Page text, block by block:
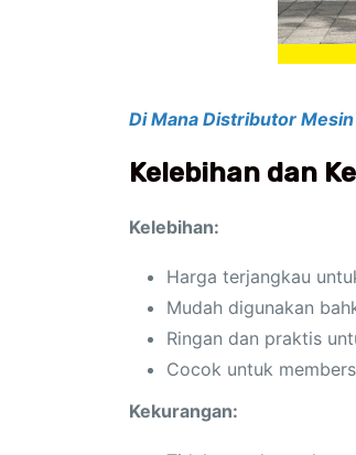
Di Mana Distributor
Kelebihan dan
Kelebihan:
Harga terjangkau
Mudah digunakan
Ringan dan praktis
Cocok untuk
Kekurangan: